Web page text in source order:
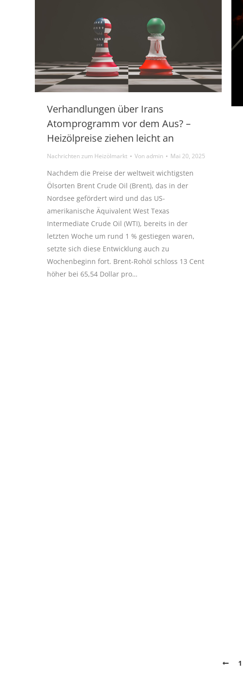
Verhandlungen über Irans
Atomprogramm vor dem Aus? –
Heizölpreise ziehen leicht an
Nachrichten zum Heizölmarkt Vonadmin Mai 20, 2025
Nachdem die Preise der weltweit wichtigsten
Ölsorten Brent Crude Oil (Brent), das in der
Nordsee gefördert wird und das US-
amerikanische Äquivalent West Texas
Intermediate Crude Oil (WTI), bereits in der
letzten Woche um rund 1 % gestiegen waren,
setzte sich diese Entwicklung auch zu
Wochenbeginn fort. Brent-Rohöl schloss 13 Cent
höher bei 65,54 Dollar pro…
1